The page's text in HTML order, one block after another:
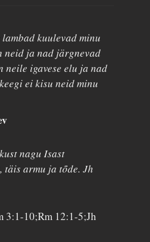
kuulevad minu
neid ja nad järgnevad
neile igavese elu ja nad
ei kisu neid minu
nagu Isast
armu ja tõde. Jh
3:1-10;Rm 12:1-5;Jh